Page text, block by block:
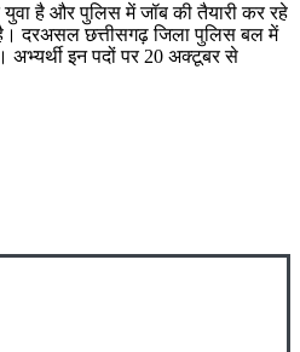
है और पुलिस में जॉब की तैयारी कर रहे
दरअसल छत्तीसगढ़ जिला पुलिस बल में
अभ्यर्थी इन पदों पर 20 अक्टूबर से